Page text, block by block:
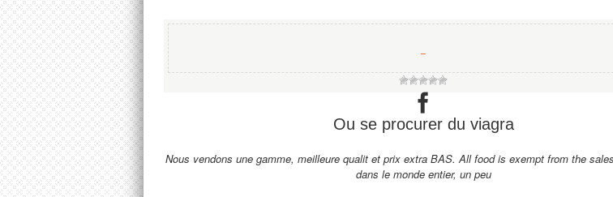
−
Ou se procurer du viagra
Nous vendons une gamme, meilleure qualit et prix extra BAS. All food is exempt from the
dans le monde entier, un peu